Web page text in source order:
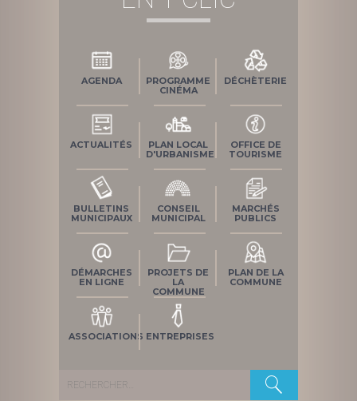
AGENDA
PROGRAMME
CINÉMA
DÉCHÈTERIE
ACTUALITÉS
PLAN LOCAL
D'URBANISME
OFFICE DE
TOURISME
BULLETINS
MUNICIPAUX
CONSEIL
MUNICIPAL
MARCHÉS
PUBLICS
DÉMARCHES
EN LIGNE
PROJETS DE
LA
COMMUNE
PLAN DE LA
COMMUNE
ASSOCIATIONS ENTREPRISES
Rechercher :